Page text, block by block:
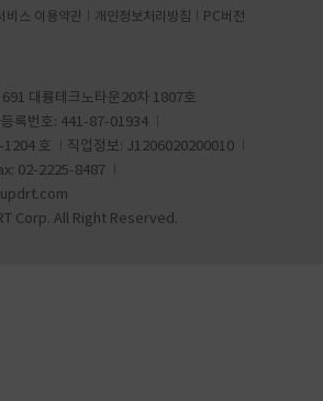
비스 이용약관 개인정보처리방침 PC버전
대륭테크노타운20차 1807호
록번호: 441-87-01934
1204 호
직업정보: J1206020200010
02-2225-8487
Corp. All Right Reserved.